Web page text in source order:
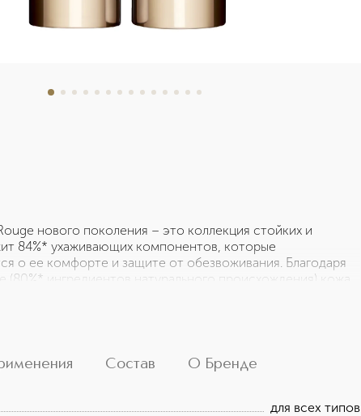
нового поколения – это коллекция стойких и
84%* ухаживающих компонентов, которые
о ее комфорте и защите от обезвоживания. Благодаря
(80%* ингредиентов натурального происхождения) кожа
делая их гладкими и мягкими. Одновременно помада
Состав О Бренде
для всех типов